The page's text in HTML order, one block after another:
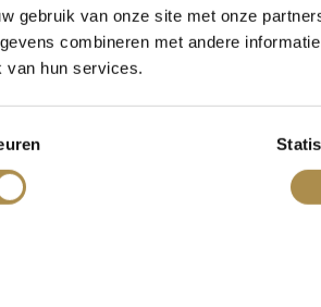
gebruik van onze site met onze
combineren met andere
van hun services.